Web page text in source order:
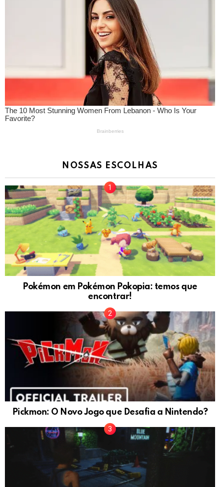
NOSSAS ESCOLHAS
Pokémon em Pokémon Pokopia: temos que
encontrar!
Pickmon: O Novo Jogo que Desafia a Nintendo?